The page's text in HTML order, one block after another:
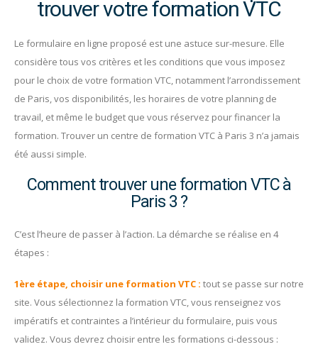
trouver votre formation VTC
Le formulaire en ligne proposé est une astuce sur-mesure. Elle
considère tous vos critères et les conditions que vous imposez
pour le choix de votre formation VTC, notamment l’arrondissement
de Paris, vos disponibilités, les horaires de votre planning de
travail, et même le budget que vous réservez pour financer la
formation. Trouver un centre de formation VTC à Paris 3 n’a jamais
été aussi simple.
Comment trouver une formation VTC à
Paris 3 ?
C’est l’heure de passer à l’action. La démarche se réalise en 4
étapes :
1ère étape, choisir une formation VTC : tout se passe sur notre
site. Vous sélectionnez la formation VTC, vous renseignez vos
impératifs et contraintes a l’intérieur du formulaire, puis vous
validez. Vous devrez choisir entre les formations ci-dessous :